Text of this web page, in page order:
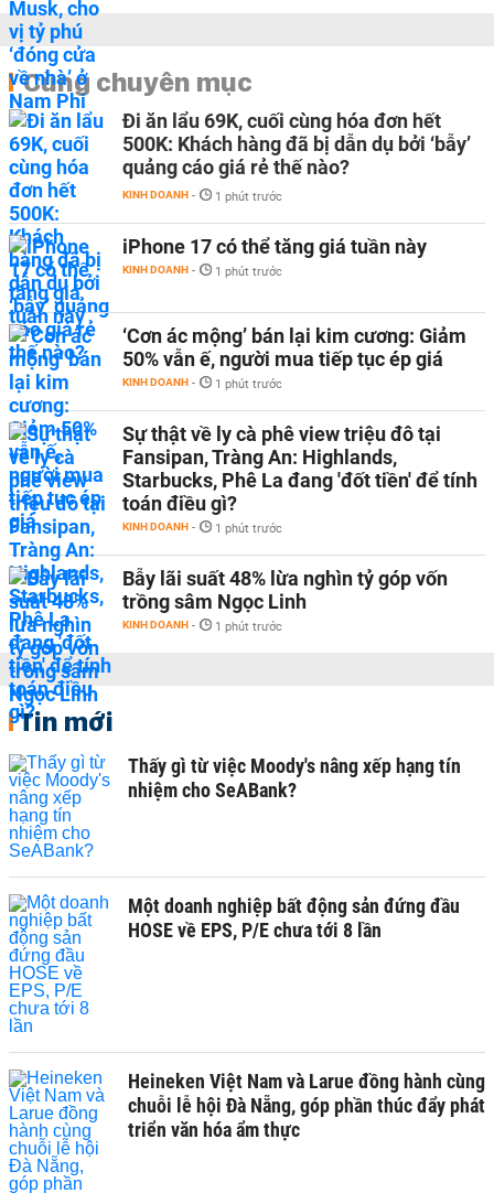
Cùng chuyên mục
Đi ăn lẩu 69K, cuối cùng hóa đơn hết
500K: Khách hàng đã bị dẫn dụ bởi ‘bẫy’
quảng cáo giá rẻ thế nào?
KINH DOANH - 1 phút trước
iPhone 17 có thể tăng giá tuần này
KINH DOANH - 1 phút trước
‘Cơn ác mộng’ bán lại kim cương: Giảm
50% vẫn ế, người mua tiếp tục ép giá
KINH DOANH - 1 phút trước
Sự thật về ly cà phê view triệu đô tại
Fansipan, Tràng An: Highlands,
Starbucks, Phê La đang 'đốt tiền' để tính
toán điều gì?
KINH DOANH - 1 phút trước
Bẫy lãi suất 48% lừa nghìn tỷ góp vốn
trồng sâm Ngọc Linh
KINH DOANH - 1 phút trước
Tin mới
Thấy gì từ việc Moody's nâng xếp hạng tín
nhiệm cho SeABank?
Một doanh nghiệp bất động sản đứng đầu
HOSE về EPS, P/E chưa tới 8 lần
Heineken Việt Nam và Larue đồng hành cùng
chuỗi lễ hội Đà Nẵng, góp phần thúc đẩy phát
triển văn hóa ẩm thực